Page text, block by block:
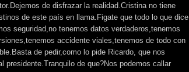
de disfrazar la realidad.Cristina no tiene
de este país en llama.Figate que todo lo que dice
seguridad,no tenemos datos verdaderos,tenemos
accidente viales,tenemos de todo con
de pedir,como lo pide Ricardo, que nos
presidente.Tranquilo de que?Nos podemos callar